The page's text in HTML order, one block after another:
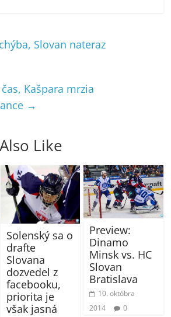
Slovan nateraz
Kašpara mrzia
→
Like
Solenský sa o
drafte
Slovana
dozvedel z
facebooku,
priorita je
však jasná
Preview:
Dinamo
Minsk vs. HC
Slovan
Bratislava
10. októbra
2014
0